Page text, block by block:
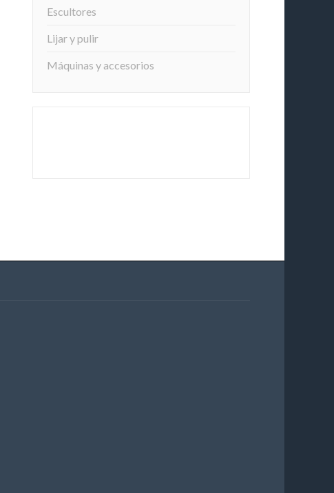
Escultores
Lijar y pulir
Máquinas y accesorios